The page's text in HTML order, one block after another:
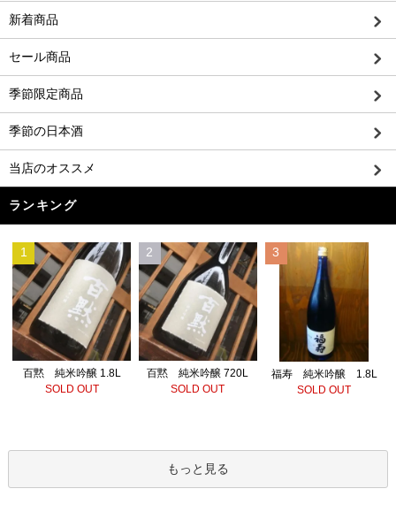
新着商品
セール商品
季節限定商品
季節の日本酒
当店のオススメ
ランキング
1
百黙 純米吟醸 1.8L
SOLD OUT
2
百黙 純米吟醸 720L
SOLD OUT
3
福寿 純米吟醸 1.8L
SOLD OUT
もっと見る